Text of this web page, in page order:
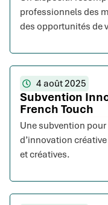
professionnels des
des opportunités de
4 août 2025
Subvention
French Touch
Une subvention
d’innovation
et créatives.